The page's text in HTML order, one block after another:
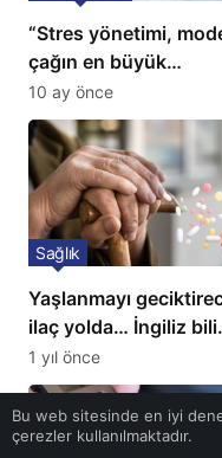
“Stres yönetimi,
çağın en büyük
tedavisidir”
10 ay önce
Yaşlanmayı
ilaç yolda… İngiliz
insanları açıkladı!
Sağlık
1 yıl önce
Bu web sitesinde en iyi
çerezler kullanılmaktadır.